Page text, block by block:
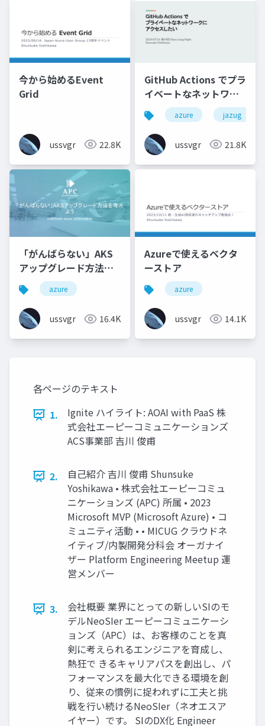
今から始めるEvent
Grid
ussvgr 22.8K
GitHub Actions でプラ
イベートなネットワー
クにアクセスしたい
azure jazug
ussvgr 21.8K
「がんばらない」AKS
アップグレード方法を
考えようazure
ussvgr 16.4K
Azureで使えるベクタ
ーストア
azure
ussvgr 14.1K
各ページのテキスト
1.
Ignite ハイライト: AOAI with PaaS 株
式会社エーピーコミュニケーションズ
ACS事業部 吉川 俊甫
2.
自己紹介 吉川 俊甫 Shunsuke
Yoshikawa • 株式会社エーピーコミュ
ニケーションズ (APC) 所属 • 2023
Microsoft MVP (Microsoft Azure) • コ
ミュニティ活動 • • MICUG クラウドネ
イティブ/内製開発分科会 オーガナイ
ザー Platform Engineering Meetup 運
営メンバー
3.
会社概要 業界にとっての新しいSIのモ
デルNeoSIer エーピーコミュニケーシ
ョンズ（APC）は、お客様のことを真
剣に考えられるエンジニアを育成し、
熱狂で きるキャリアパスを創出し、パ
フォーマンスを最大化できる環境を創
り、従来の慣例に捉われずに工夫と挑
戦を行い続けるNeoSIer（ネオエスア
イヤー）です。 SIのDX化 Engineer